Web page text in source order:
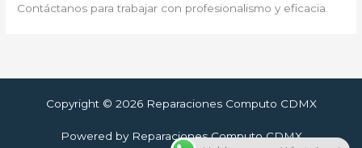
Contáctanos para trabajar con profesionalismo y eficacia.
Copyright © 2026 Reparaciones Computo CDMX
Powered by Reparaciones Computo CDMX